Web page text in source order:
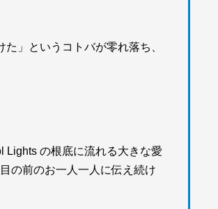
」というコトバが零れ落ち、
Lights の根底に流れる大きな愛
の前のお一人一人に伝え続け